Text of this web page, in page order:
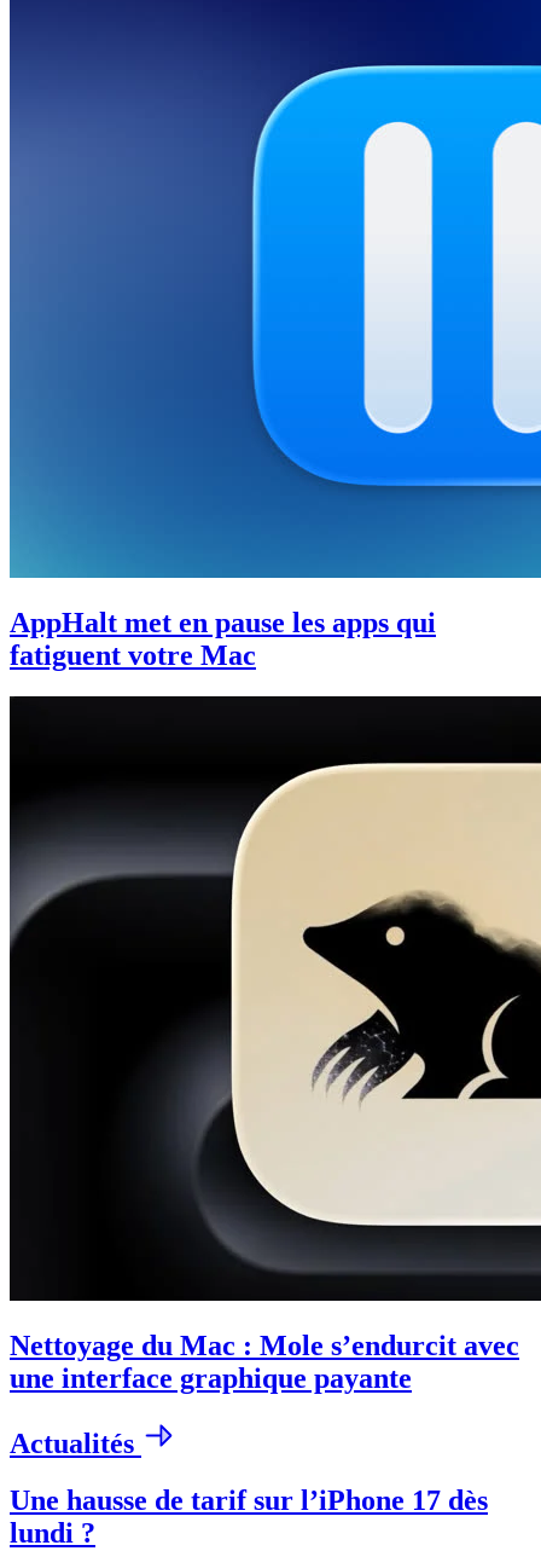
AppHalt met en pause les apps qui
fatiguent votre Mac
Nettoyage du Mac : Mole s’endurcit avec
une interface graphique payante
Actualités
Une hausse de tarif sur l’iPhone 17 dès
lundi ?